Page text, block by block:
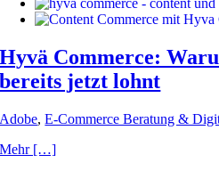
Hyvä Commerce:
bereits jetzt lohnt
Adobe,E-Commerce Beratung &
Mehr […]